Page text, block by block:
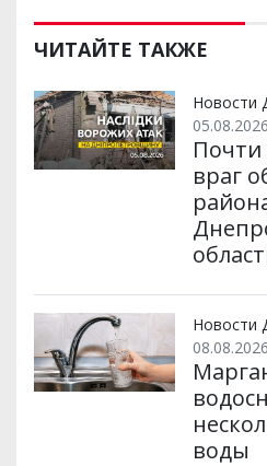
ЧИТАЙТЕ ТАКЖЕ
Новости
Почти
враг
Новости
воды